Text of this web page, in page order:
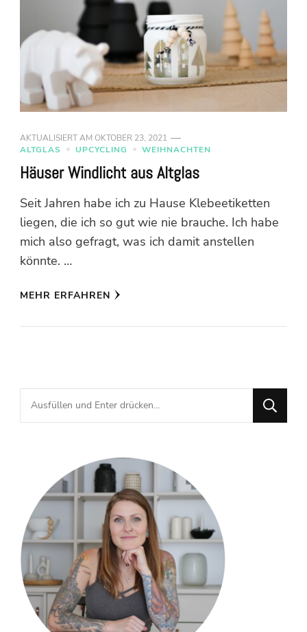
AKTUALISIERT AM OKTOBER 23, 2021
ALTGLAS
UPCYCLING WEIHNACHTEN
Häuser Windlicht aus Altglas
Seit Jahren habe ich zu Hause Klebeetiketten
liegen, die ich so gut wie nie brauche. Ich habe
mich also gefragt, was ich damit anstellen
könnte. …
MEHR ERFAHREN
Suchst
du